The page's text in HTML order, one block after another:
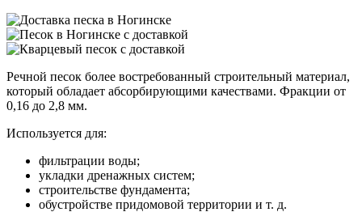
Речной песок более востребованный строительный материал,
который обладает абсорбирующими качествами. Фракции от
0,16 до 2,8 мм.
Используется для:
фильтрации воды;
укладки дренажных систем;
строительстве фундамента;
обустройстве придомовой территории и т. д.